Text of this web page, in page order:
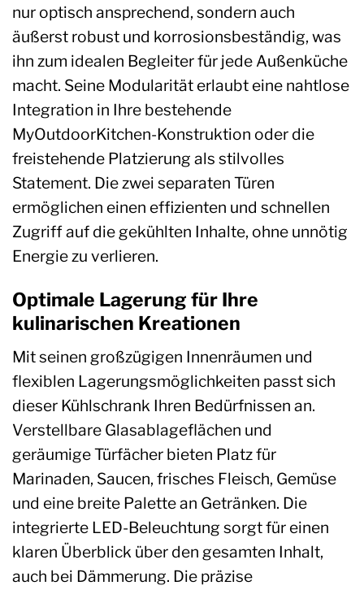
nur optisch ansprechend, sondern auch
äußerst robust und korrosionsbeständig, was
ihn zum idealen Begleiter für jede Außenküche
macht. Seine Modularität erlaubt eine nahtlose
Integration in Ihre bestehende
MyOutdoorKitchen-Konstruktion oder die
freistehende Platzierung als stilvolles
Statement. Die zwei separaten Türen
ermöglichen einen effizienten und schnellen
Zugriff auf die gekühlten Inhalte, ohne unnötig
Energie zu verlieren.
Optimale Lagerung für Ihre
kulinarischen Kreationen
Mit seinen großzügigen Innenräumen und
flexiblen Lagerungsmöglichkeiten passt sich
dieser Kühlschrank Ihren Bedürfnissen an.
Verstellbare Glasablageflächen und
geräumige Türfächer bieten Platz für
Marinaden, Saucen, frisches Fleisch, Gemüse
und eine breite Palette an Getränken. Die
integrierte LED-Beleuchtung sorgt für einen
klaren Überblick über den gesamten Inhalt,
auch bei Dämmerung. Die präzise